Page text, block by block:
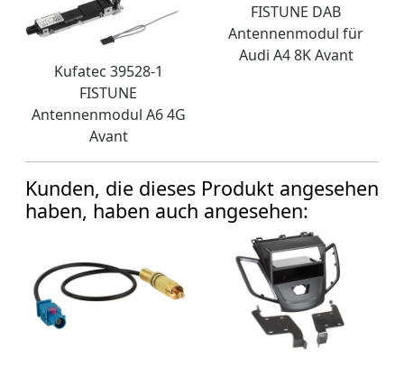
Kufatec 39528-1
FISTUNE
Antennenmodul A6 4G
Avant
FISTUNE DAB
Antennenmodul für
Audi A4 8K Avant
Kunden, die dieses Produkt angesehen
haben, haben auch angesehen: